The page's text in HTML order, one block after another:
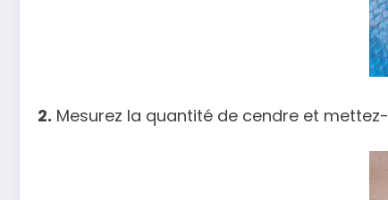
2. Mesurez la quantité de cendre et